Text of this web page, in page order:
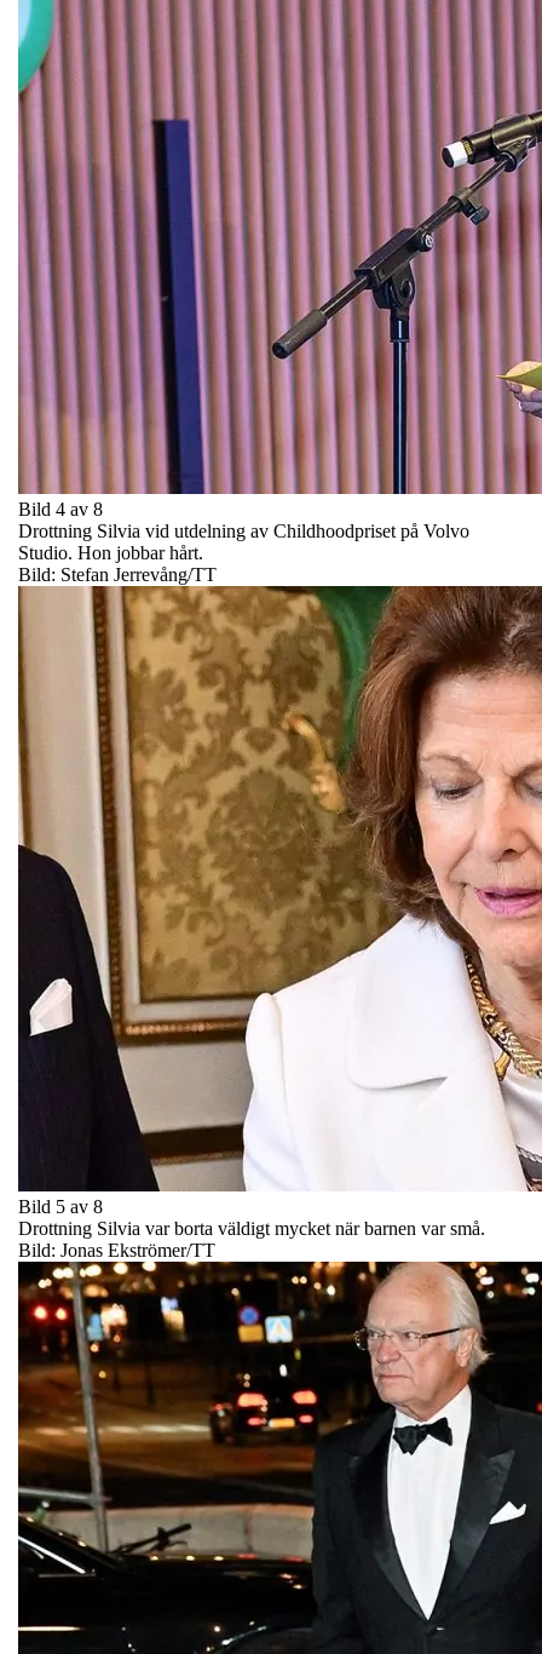
Bild 4 av 8
Drottning Silvia vid utdelning av Childhoodpriset på Volvo
Studio. Hon jobbar hårt.
Bild: Stefan Jerrevång/TT
Bild 5 av 8
Drottning Silvia var borta väldigt mycket när barnen var små.
Bild: Jonas Ekströmer/TT